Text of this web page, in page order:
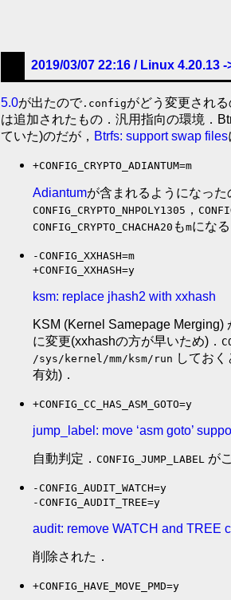
2019/03/07 22:16 / Linux 4.20.13 -
5.0が出たので.configがどう変更され
は追加されたもの．汎用指向の環境．
ていた)のだが， Btrfs: support swap files
+CONFIG_CRYPTO_ADIANTUM=m
Adiantumが含まれるようになった
CONFIG_CRYPTO_NHPOLY1305 ，
CONFIG_CRYPTO_CHACHA20 もmになる
-CONFIG_XXHASH=m
+CONFIG_XXHASH=y
ksm: replace jhash2 with xxhash
KSM (Kernel Samepage Merging)
に変更(xxhashの方が早いため)．
/sys/kernel/mm/ksm/run してお
有効)．
+CONFIG_CC_HAS_ASM_GOTO=y
jump_label: move ‘asm goto’
自動判定． CONFIG_JUMP_LABEL が
-CONFIG_AUDIT_WATCH=y
-CONFIG_AUDIT_TREE=y
audit: remove WATCH and TREE
削除された．
+CONFIG_HAVE_MOVE_PMD=y